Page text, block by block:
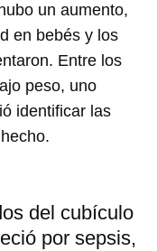
un aumento,
en bebés y los
Entre los
peso, uno
identificar las
del cubículo
por sepsis,